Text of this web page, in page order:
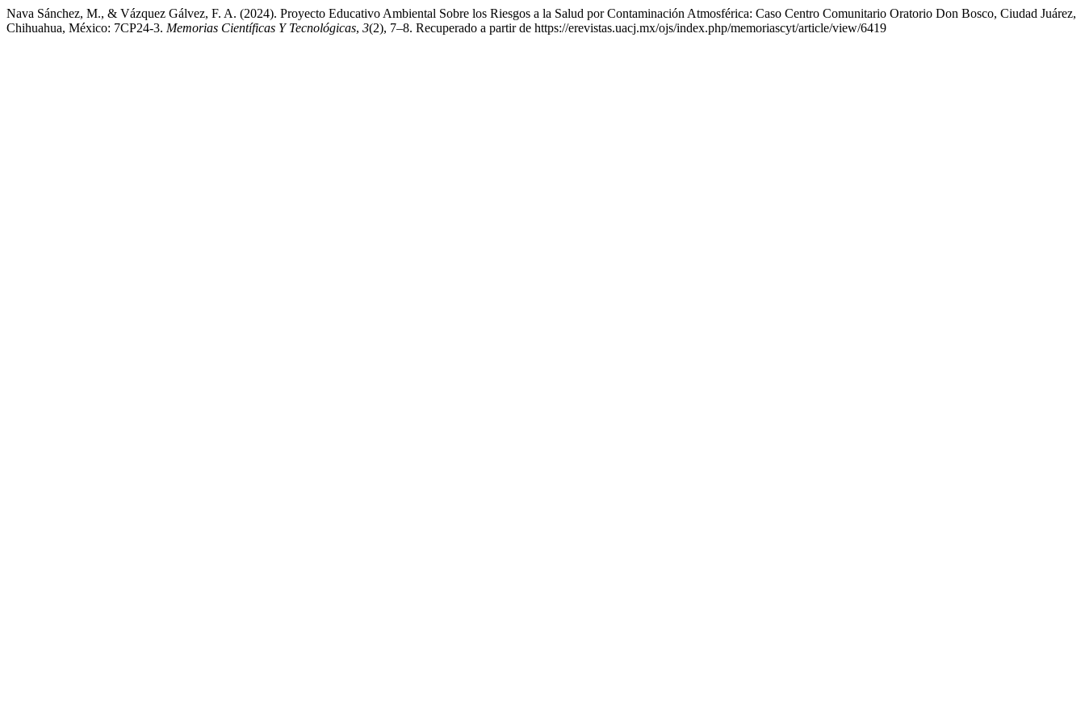
Nava Sánchez, M., & Vázquez Gálvez, F. A. (2024). Proyecto Educativo Ambiental Sobre los Riesgos a la Salud por Contaminación Atmosférica: Caso Centro Comunitario Oratorio Don Bosco, Ciudad Juárez,
Chihuahua, México: 7CP24-3. Memorias Científicas Y Tecnológicas, 3(2), 7–8. Recuperado a partir de https://erevistas.uacj.mx/ojs/index.php/memoriascyt/article/view/6419